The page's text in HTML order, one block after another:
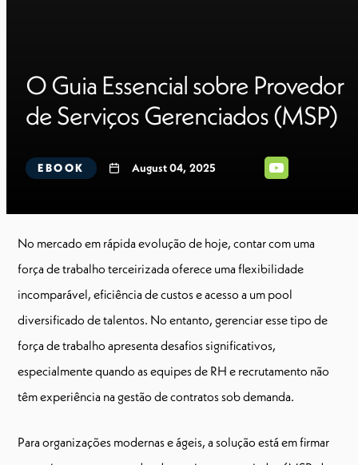
O Guia Essencial sobre Provedor
de Serviços Gerenciados (MSP)
EBOOK August 04, 2025
No mercado em rápida evolução de hoje, contar com uma
força de trabalho terceirizada oferece uma flexibilidade
incomparável, eficiência de custos e acesso a um pool
diversificado de talentos. No entanto, gerenciar esse tipo de
força de trabalho apresenta desafios significativos,
especialmente quando as equipes de RH e recrutamento não
têm experiência na gestão de contratos sob demanda.
Para organizações modernas e ágeis, a solução está em firmar